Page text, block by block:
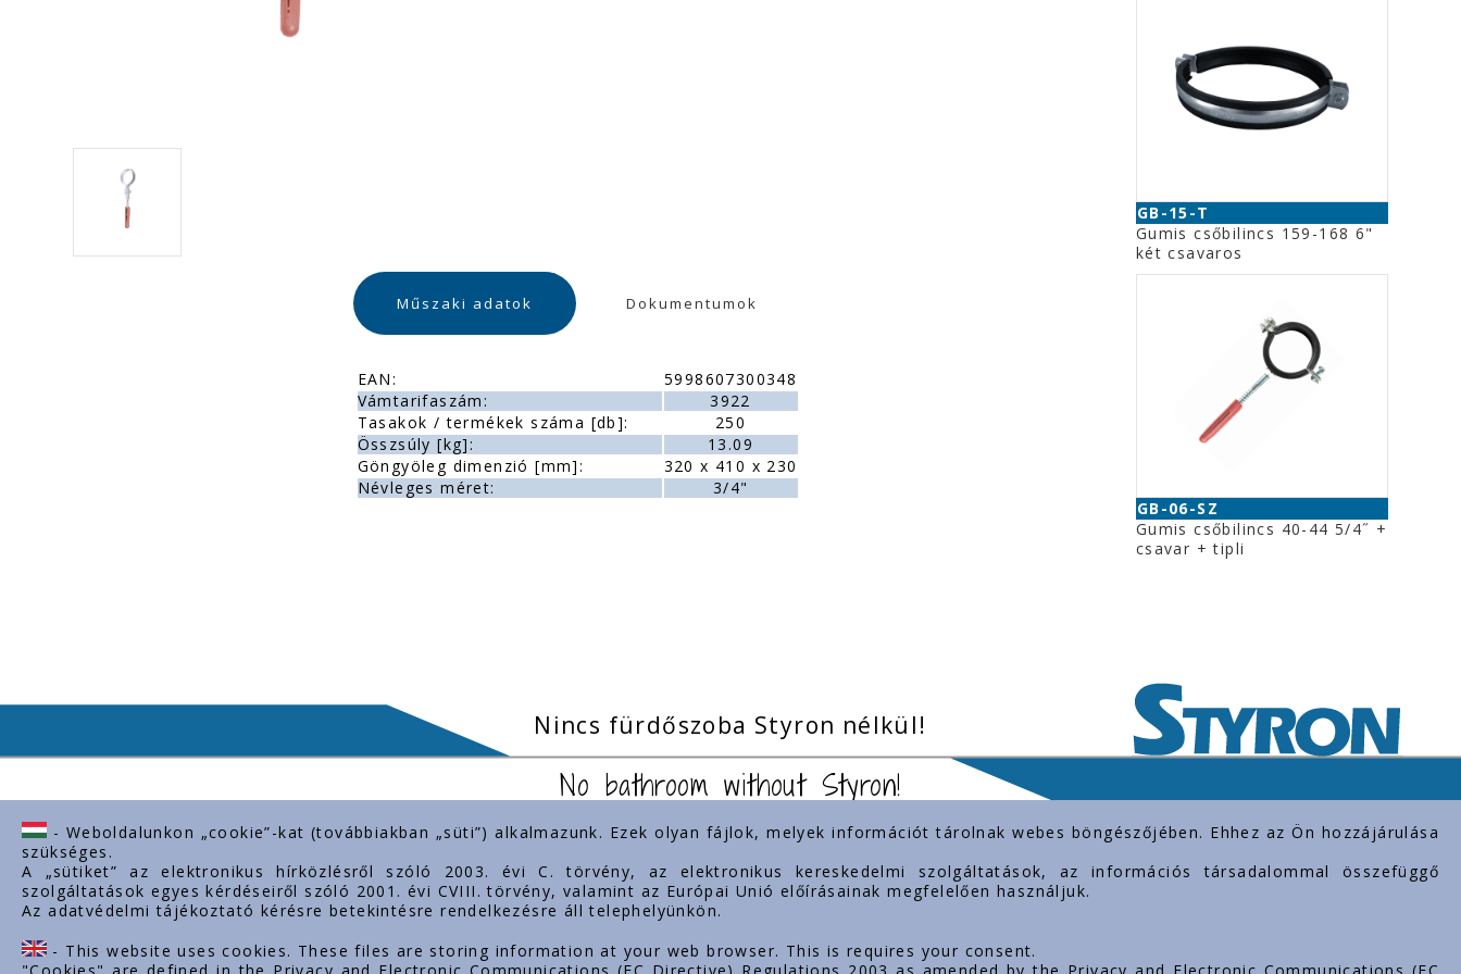
Műszaki adatok Dokumentumok
EAN:
5998607300348
Vámtarifaszám:
3922
Tasakok / termékek száma [db]:
250
Összsúly [kg]:
13.09
Göngyöleg dimenzió [mm]:
320 x 410 x 230
Névleges méret:
3/4"
GB-15-T
Gumis csőbilincs 159-168 6"
két csavaros
GB-06-SZ
Gumis csőbilincs 40-44 5/4˝ +
csavar + tipli
Nincs fürdőszoba Styron nélkül!
No bathroom without Styron!
Lépjen kapcsolatba velünk
H-2243 Kóka, Zsámboki út Ipartelep
hrsz. 0139/12.
ertekesites@styron.hu
Fontos linkek
Rólunk
Dokumentumok
Karrier
Jelenlétünk
- Weboldalunkon „cookie”-kat (továbbiakban „süti”) alkalmazunk. Ezek olyan fájlok, melyek információt tárolnak webes böngészőjében. Ehhez az Ön hozzájárulása
szükséges.
A „sütiket” az elektronikus hírközlésről szóló 2003. évi C. törvény, az elektronikus kereskedelmi szolgáltatások, az információs társadalommal összefüggő
szolgáltatások egyes kérdéseiről szóló 2001. évi CVIII. törvény, valamint az Európai Unió előírásainak megfelelően használjuk.
Az adatvédelmi tájékoztató kérésre betekintésre rendelkezésre áll telephelyünkön.
- This website uses cookies. These files are storing information at your web browser. This is requires your consent.